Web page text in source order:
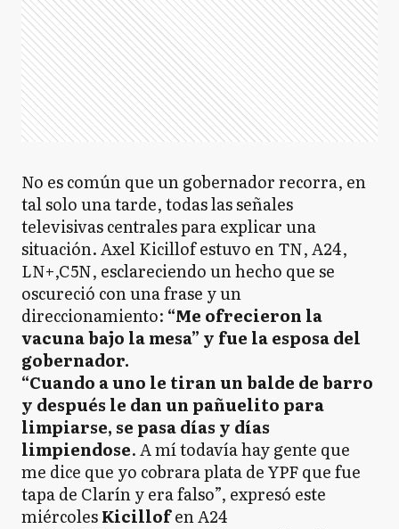
No es común que un gobernador recorra, en
tal solo una tarde, todas las señales
televisivas centrales para explicar una
situación. Axel Kicillof estuvo en TN, A24,
LN+,C5N, esclareciendo un hecho que se
oscureció con una frase y un
direccionamiento: “Me ofrecieron la
vacuna bajo la mesa” y fue la esposa del
gobernador.
“Cuando a uno le tiran un balde de barro
y después le dan un pañuelito para
limpiarse, se pasa días y días
limpiendose. A mí todavía hay gente que
me dice que yo cobrara plata de YPF que fue
tapa de Clarín y era falso”, expresó este
miércolesKicillofen A24